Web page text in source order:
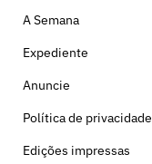
A Semana
Expediente
Anuncie
Política de privacidade
Edições impressas